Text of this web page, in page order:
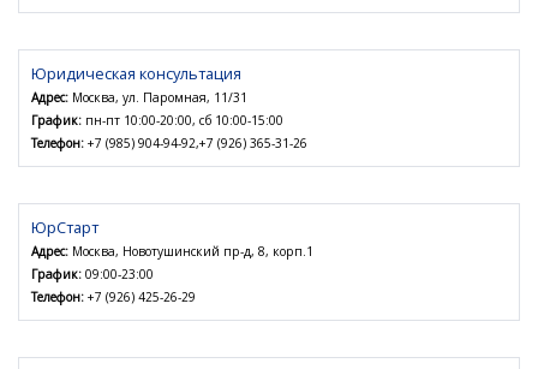
Юридическая консультация
Адрес: Москва, ул. Паромная, 11/31
График: пн-пт 10:00-20:00, сб 10:00-15:00
Телефон: +7 (985) 904-94-92,+7 (926) 365-31-26
ЮрСтарт
Адрес: Москва, Новотушинский пр-д, 8, корп.1
График: 09:00-23:00
Телефон: +7 (926) 425-26-29